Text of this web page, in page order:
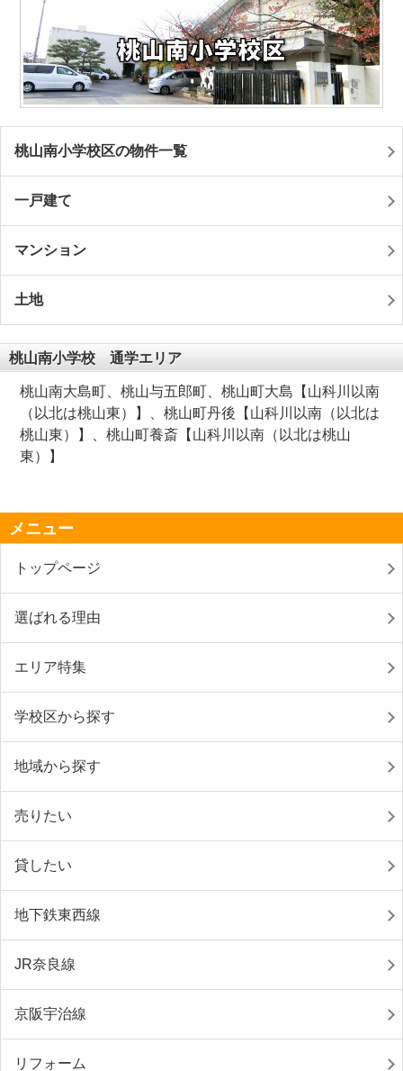
桃山南小学校区の物件一覧
一戸建て
マンション
土地
桃山南小学校 通学エリア
桃山南大島町、桃山与五郎町、桃山町大島【山科川以南
（以北は桃山東）】、桃山町丹後【山科川以南（以北は
桃山東）】、桃山町養斎【山科川以南（以北は桃山
東）】
メニュー
トップページ
選ばれる理由
エリア特集
学校区から探す
地域から探す
売りたい
貸したい
地下鉄東西線
JR奈良線
京阪宇治線
リフォーム